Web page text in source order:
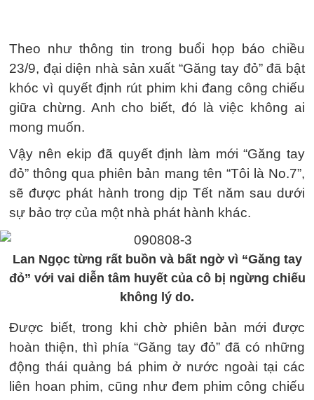
Theo như thông tin trong buổi họp báo chiều
23/9, đại diện nhà sản xuất “Găng tay đỏ” đã bật
khóc vì quyết định rút phim khi đang công chiếu
giữa chừng. Anh cho biết, đó là việc không ai
mong muốn.
Vậy nên ekip đã quyết định làm mới “Găng tay
đỏ” thông qua phiên bản mang tên “Tôi là No.7”,
sẽ được phát hành trong dịp Tết năm sau dưới
sự bảo trợ của một nhà phát hành khác.
Lan Ngọc từng rất buồn và bất ngờ vì “Găng tay
đỏ” với vai diễn tâm huyết của cô bị ngừng chiếu
không lý do.
Được biết, trong khi chờ phiên bản mới được
hoàn thiện, thì phía “Găng tay đỏ” đã có những
động thái quảng bá phim ở nước ngoài tại các
liên hoan phim, cũng như đem phim công chiếu